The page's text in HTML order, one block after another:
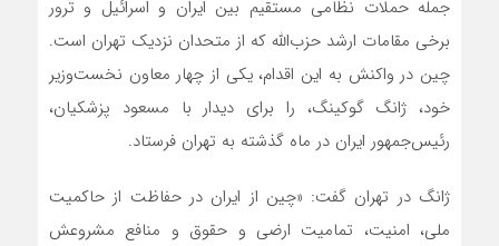
جمله حملات نظامی مستقیم بین ایران و اسرائیل و ترور
برخی مقامات ارشد حزب‌الله که از متحدان نزدیک تهران است.
چین در واکنش به این اقدام، یکی از چهار معاون نخست‌وزیر
خود، ژانگ گوکینگ، را برای دیدار با مسعود پزشکیان،
رئیس‌جمهور ایران در ماه گذشته به تهران فرستاد.
ژانگ در تهران گفت: «چین از ایران در حفاظت از حاکمیت
ملی، امنیت، تمامیت ارضی و حقوق و منافع مشروعش